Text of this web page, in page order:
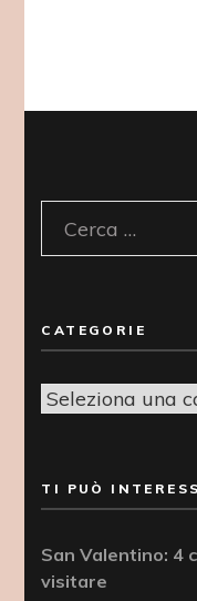
Ricerca
per:
CATEGORIE
Categorie
TI PUÒ
San Valentino: 4
visitare